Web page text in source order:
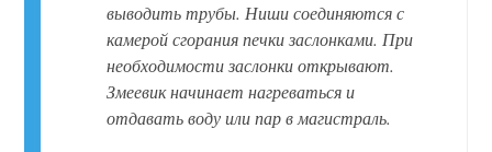
выводить трубы. Ниши соединяются с
камерой сгорания печки заслонками. При
необходимости заслонки открывают.
Змеевик начинает нагреваться и
отдавать воду или пар в магистраль.